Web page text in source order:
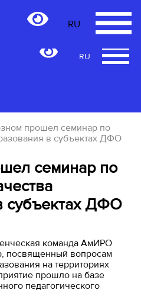
RU
RU
прошел семинар по
в субъектах ДФО
семинар по
субъектах ДФО
команда АмИРО
посвященный вопросам
на территориях
прошло на базе
педагогического